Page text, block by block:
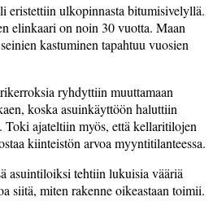
eristettiin ulkopinnasta bitumisivelyllä.
elinkaari on noin 30 vuotta. Maan
kastuminen tapahtuu vuosien
ryhdyttiin muuttamaan
koska asuinkäyttöön haluttiin
ajateltiin myös, että kellaritilojen
kiinteistön arvoa myyntitilanteessa.
asuintiloiksi tehtiin lukuisia vääriä
siitä, miten rakenne oikeastaan toimii.